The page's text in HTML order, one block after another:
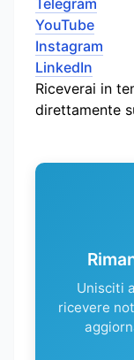
YouTube
Instagram
LinkedIn
Riceverai in
direttamente
Unisciti
ricevere